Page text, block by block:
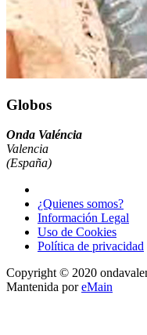
Globos
Onda Valéncia
Valencia
(España)
¿Quienes somos?
Información Legal
Uso de Cookies
Política de privacidad
Copyright © 2020
Mantenida poreMain